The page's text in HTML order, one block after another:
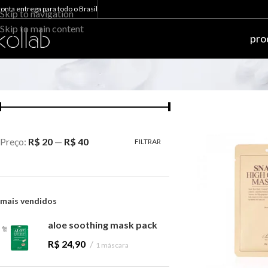
Skip to navigation
Skip to main content
entrega para todo o Brasil
FILTRAR
Preço: R$ 20 — R$ 40
mais vendidos
aloe soothing mask pack
R$ 24,90 1 máscara